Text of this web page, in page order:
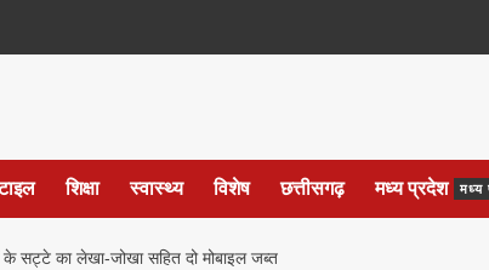
शिक्षा स्वास्थ्य विशेष छत्तीसगढ़ मध्य प्रदेश मध्य
के सट्टे का लेखा-जोखा सहित दो मोबाइल जब्त